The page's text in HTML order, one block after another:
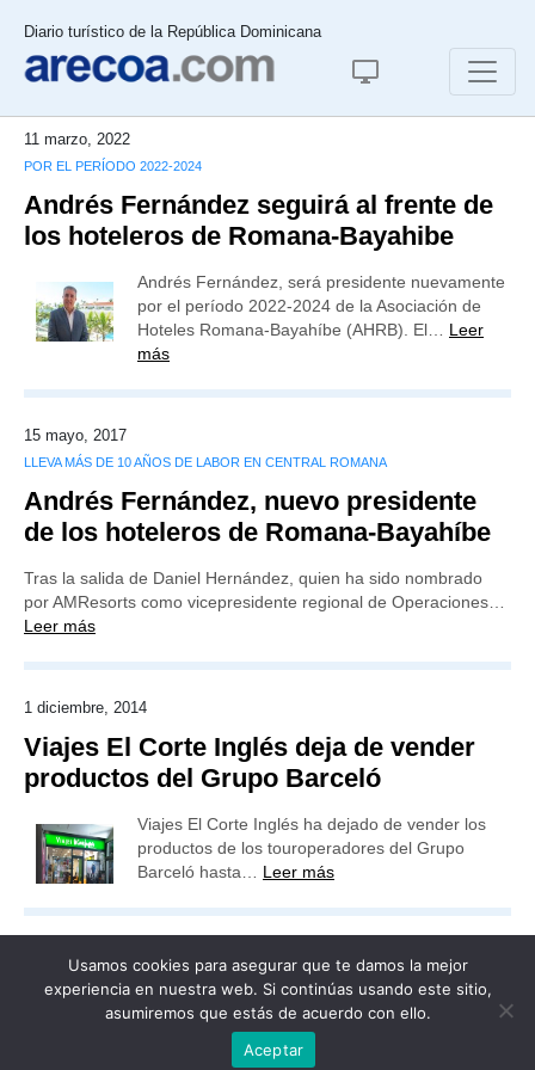
Diario turístico de la República Dominicana
11 marzo, 2022
POR EL PERÍODO 2022-2024
Andrés Fernández seguirá al frente de
los hoteleros de Romana-Bayahibe
Andrés Fernández, será presidente nuevamente
por el período 2022-2024 de la Asociación de
Hoteles Romana-Bayahíbe (AHRB). El… Leer
más
15 mayo, 2017
LLEVA MÁS DE 10 AÑOS DE LABOR EN CENTRAL ROMANA
Andrés Fernández, nuevo presidente
de los hoteleros de Romana-Bayahíbe
Tras la salida de Daniel Hernández, quien ha sido nombrado
por AMResorts como vicepresidente regional de Operaciones…
Leer más
1 diciembre, 2014
Viajes El Corte Inglés deja de vender
productos del Grupo Barceló
Viajes El Corte Inglés ha dejado de vender los
productos de los touroperadores del Grupo
Barceló hasta… Leer más
Usamos cookies para asegurar que te damos la mejor
experiencia en nuestra web. Si continúas usando este sitio,
asumiremos que estás de acuerdo con ello.
Aceptar
Publicidad Redacción Contacto
Todos los derechos reservados